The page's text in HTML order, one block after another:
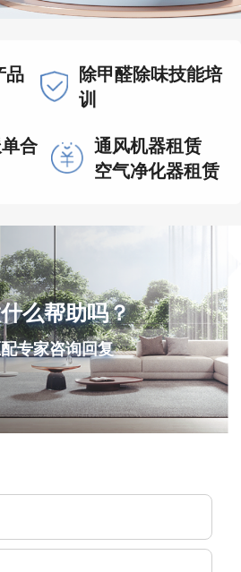
品
除甲醛除味技能培
训
合
通风机器租赁
空气净化器租赁
么帮助吗？
专家咨询回复